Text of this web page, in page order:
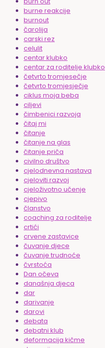
burne reakcije
burnout
čarolija
carski rez
celulit
centar klubko
centar za roditelje klubko
četvrto tromjesečje
četvrto tromjesječje
ciklus moja beba
ciljevi
čimbenici razvoja
čitaj mi
čitanje
čitanje na glas
čitanje priča
civilno društvo
cjelodnevna nastava
cjeloviti razvoj
cjeloživotno učenje
cjepivo
članstvo
coaching za roditelje
crtići
crvene zastavice
čuvanje djece
čuvanje trudnoće
čvrstoća
Dan očeva
današnja djeca
dar
darivanje
darovi
debata
debatni klub
deformacija kičme